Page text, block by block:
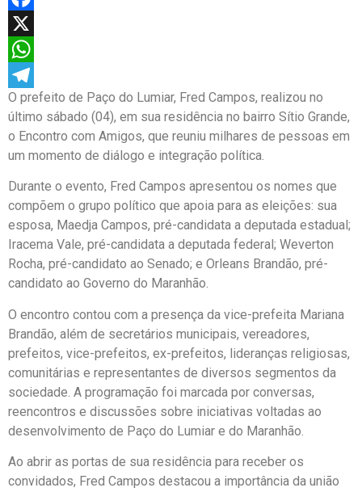
Facebook
X
WhatsApp
Telegram
O prefeito de Paço do Lumiar, Fred Campos, realizou no
último sábado (04), em sua residência no bairro Sítio Grande,
o Encontro com Amigos, que reuniu milhares de pessoas em
um momento de diálogo e integração política.
Durante o evento, Fred Campos apresentou os nomes que
compõem o grupo político que apoia para as eleições: sua
esposa, Maedja Campos, pré-candidata a deputada estadual;
Iracema Vale, pré-candidata a deputada federal; Weverton
Rocha, pré-candidato ao Senado; e Orleans Brandão, pré-
candidato ao Governo do Maranhão.
O encontro contou com a presença da vice-prefeita Mariana
Brandão, além de secretários municipais, vereadores,
prefeitos, vice-prefeitos, ex-prefeitos, lideranças religiosas,
comunitárias e representantes de diversos segmentos da
sociedade. A programação foi marcada por conversas,
reencontros e discussões sobre iniciativas voltadas ao
desenvolvimento de Paço do Lumiar e do Maranhão.
Ao abrir as portas de sua residência para receber os
convidados, Fred Campos destacou a importância da união